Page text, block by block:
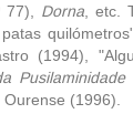
Dorna , etc.
(1994),
(1996).